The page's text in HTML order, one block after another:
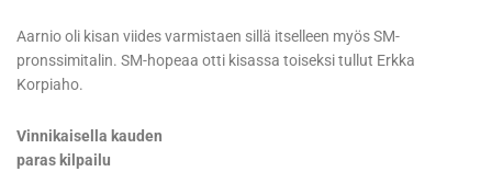
Aarnio oli kisan viides varmistaen sillä itselleen myös SM-
pronssimitalin. SM-hopeaa otti kisassa toiseksi tullut Erkka
Korpiaho.
Vinnikaisella kauden
paras kilpailu